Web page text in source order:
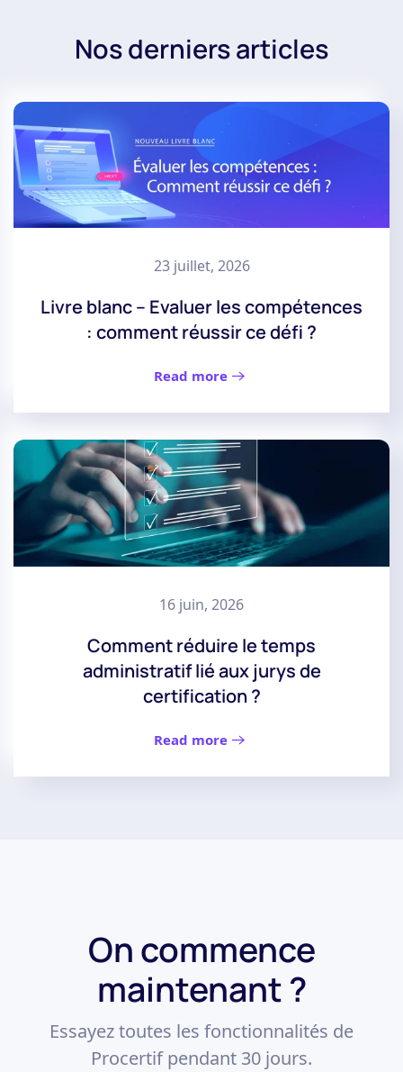
Nos derniers articles
23 juillet, 2026
Livre blanc – Evaluer les compétences
: comment réussir ce défi ?
Read more
16 juin, 2026
Comment réduire le temps
administratif lié aux jurys de
certification ?
Read more
On commence
maintenant ?
Essayez toutes les fonctionnalités de
Procertif pendant 30 jours.